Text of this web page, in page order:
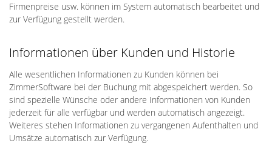
Firmenpreise usw. können im System automatisch bearbeitet und
zur Verfügung gestellt werden.
Informationen über Kunden und Historie
Alle wesentlichen Informationen zu Kunden können bei
ZimmerSoftware bei der Buchung mit abgespeichert werden. So
sind spezielle Wünsche oder andere Informationen von Kunden
jederzeit für alle verfügbar und werden automatisch angezeigt.
Weiteres stehen Informationen zu vergangenen Aufenthalten und
Umsätze automatisch zur Verfügung.